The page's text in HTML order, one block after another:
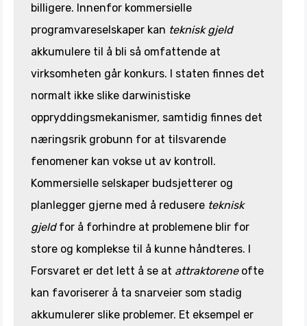
billigere. Innenfor kommersielle
programvareselskaper kan teknisk gjeld
akkumulere til å bli så omfattende at
virksomheten går konkurs. I staten finnes det
normalt ikke slike darwinistiske
oppryddingsmekanismer, samtidig finnes det
næringsrik grobunn for at tilsvarende
fenomener kan vokse ut av kontroll.
Kommersielle selskaper budsjetterer og
planlegger gjerne med å redusere teknisk
gjeldfor å forhindre at problemene blir for
store og komplekse til å kunne håndteres. I
Forsvaret er det lett å se at attraktoreneofte
kan favoriserer å ta snarveier som stadig
akkumulerer slike problemer. Et eksempel er